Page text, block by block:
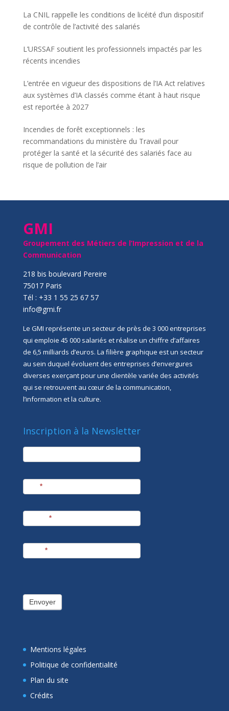
La CNIL rappelle les conditions de licéité d’un dispositif
de contrôle de l’activité des salariés
L’URSSAF soutient les professionnels impactés par les
récents incendies
L’entrée en vigueur des dispositions de l’IA Act relatives
aux systèmes d’IA classés comme étant à haut risque
est reportée à 2027
Incendies de forêt exceptionnels : les
recommandations du ministère du Travail pour
protéger la santé et la sécurité des salariés face au
risque de pollution de l’air
GMI
Groupement des Métiers de l’Impression et de la
Communication
218 bis boulevard Pereire
75017 Paris
Tél : +33 1 55 25 67 57
info@gmi.fr
Le GMI représente un secteur de près de 3 000 entreprises
qui emploie 45 000 salariés et réalise un chiffre d’affaires
de 6,5 milliards d’euros. La filière graphique est un secteur
au sein duquel évoluent des entreprises d’envergures
diverses exerçant pour une clientèle variée des activités
qui se retrouvent au cœur de la communication,
l’information et la culture.
Inscription à la Newsletter
newsletter
*
*
*
Envoyer
Mentions légales
Politique de confidentialité
Plan du site
Crédits